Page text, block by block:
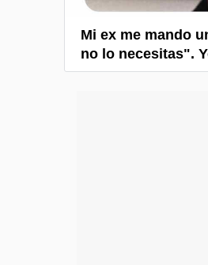
Mi ex me mando
no lo necesitas".